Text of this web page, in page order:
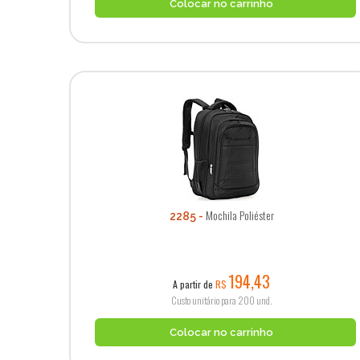
Colocar no carrinho
2285 Mochila Poliéster
A partir deR$ 194,43
Custo unitário para 200 und.
Colocar no carrinho